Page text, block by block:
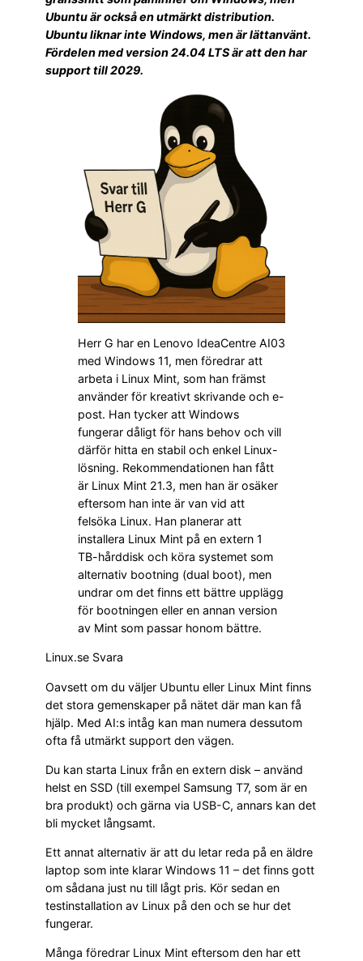
Ubuntu är också en utmärkt distribution.
Ubuntu liknar inte Windows, men är lättanvänt.
Fördelen med version 24.04 LTS är att den har
support till 2029.
Herr G har en Lenovo IdeaCentre AI03
med Windows 11, men föredrar att
arbeta i Linux Mint, som han främst
använder för kreativt skrivande och e-
post. Han tycker att Windows
fungerar dåligt för hans behov och vill
därför hitta en stabil och enkel Linux-
lösning. Rekommendationen han fått
är Linux Mint 21.3, men han är osäker
eftersom han inte är van vid att
felsöka Linux. Han planerar att
installera Linux Mint på en extern 1
TB-hårddisk och köra systemet som
alternativ bootning (dual boot), men
undrar om det finns ett bättre upplägg
för bootningen eller en annan version
av Mint som passar honom bättre.
Linux.se Svara
Oavsett om du väljer Ubuntu eller Linux Mint finns
det stora gemenskaper på nätet där man kan få
hjälp. Med AI:s intåg kan man numera dessutom
ofta få utmärkt support den vägen.
Du kan starta Linux från en extern disk – använd
helst en SSD (till exempel Samsung T7, som är en
bra produkt) och gärna via USB-C, annars kan det
bli mycket långsamt.
Ett annat alternativ är att du letar reda på en äldre
laptop som inte klarar Windows 11 – det finns gott
om sådana just nu till lågt pris. Kör sedan en
testinstallation av Linux på den och se hur det
fungerar.
Många föredrar Linux Mint eftersom den har ett